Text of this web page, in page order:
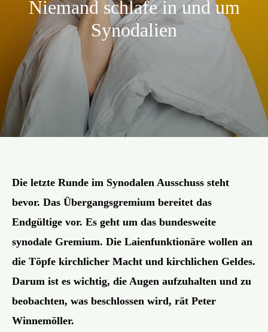
Aktion
Veröffentlichungen
Niemand schlafe in und um
Synodalien
Die letzte Runde im Synodalen Ausschuss steht
bevor. Das Übergangsgremium bereitet das
Endgültige vor. Es geht um das bundesweite
synodale Gremium. Die Laienfunktionäre wollen an
die Töpfe kirchlicher Macht und kirchlichen Geldes.
Darum ist es wichtig, die Augen aufzuhalten und zu
beobachten, was beschlossen wird, rät Peter
Winnemöller.